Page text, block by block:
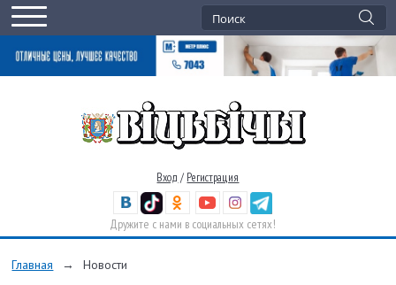
Вход / Регистрация
Дружите с нами в социальных сетях!
Главная → Новости